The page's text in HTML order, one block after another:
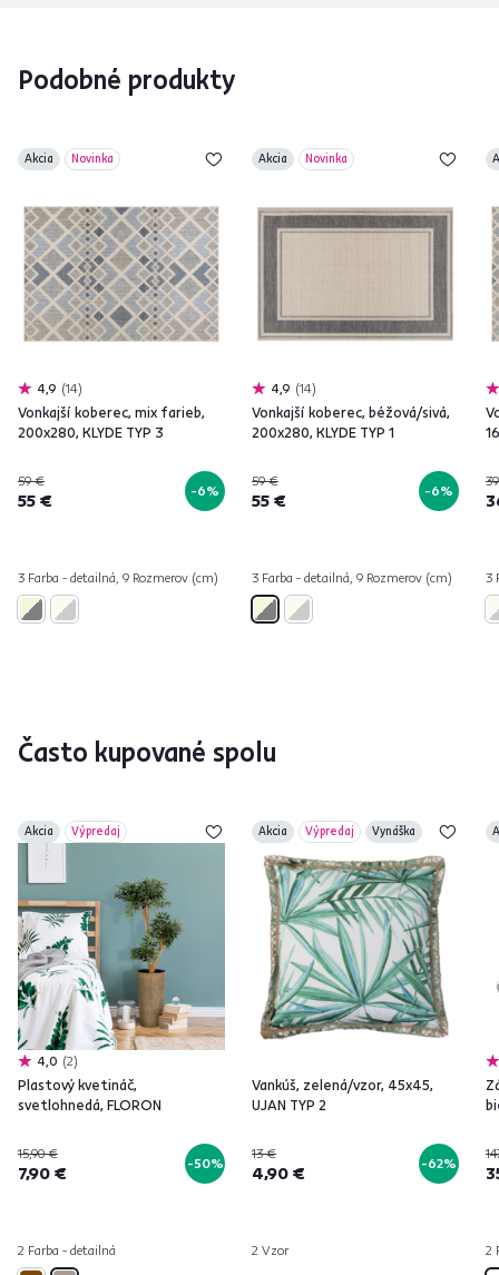
Podobné produkty
Akcia Novinka
4,9 14
Vonkajší koberec, mix farieb,
200x280, KLYDE TYP 3
59 €
55 € -6%
3 Farba - detailná, 9 Rozmerov (cm)
Akcia Novinka
4,9 14
Vonkajší koberec, béžová/sivá,
200x280, KLYDE TYP 1
59 €
55 € -6%
3 Farba - detailná, 9 Rozmerov (cm) 3
Často kupované spolu
Akcia Výpredaj
4,0 2
Plastový kvetináč,
svetlohnedá, FLORON
15,90 €
7,90 € -50%
2 Farba - detailná
Akcia Výpredaj Vynáška
Vankúš, zelená/vzor, 45x45,
UJAN TYP 2
13 €
4,90 € -62%
2 Vzor 2